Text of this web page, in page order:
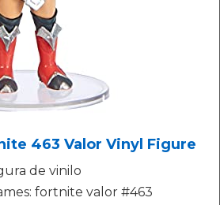
463 Valor Vinyl Figure
de vinilo
fortnite valor #463